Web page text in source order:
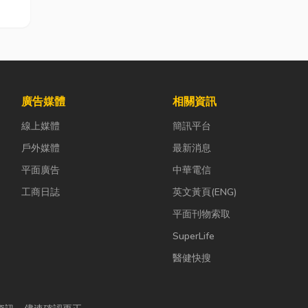
廣告媒體
線上媒體
戶外媒體
平面廣告
工商日誌
相關資訊
簡訊平台
最新消息
中華電信
英文黃頁(ENG)
平面刊物索取
SuperLife
醫健快搜